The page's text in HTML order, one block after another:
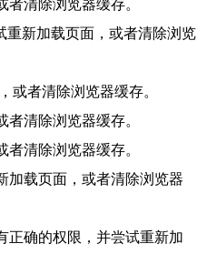
新加载页面，或者清除浏览
者清除浏览器缓存。
清除浏览器缓存。
清除浏览器缓存。
加载页面，或者清除浏览器
正确的权限，并尝试重新加